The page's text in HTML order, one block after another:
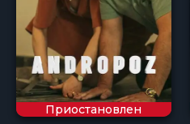
Приостановлен